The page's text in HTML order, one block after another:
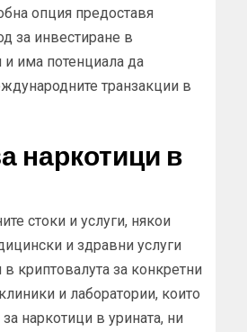
опция предоставя
за инвестиране в
има потенциала да
транзакции в
наркотици в
стоки и услуги, някои
и здравни услуги
криптовалута за конкретни
и лаборатории, които
наркотици в урината, ни